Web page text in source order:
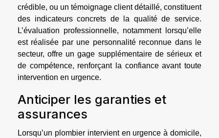
crédible, ou un témoignage client détaillé, constituent
des indicateurs concrets de la qualité de service.
L’évaluation professionnelle, notamment lorsqu’elle
est réalisée par une personnalité reconnue dans le
secteur, offre un gage supplémentaire de sérieux et
de compétence, renforçant la confiance avant toute
intervention en urgence.
Anticiper les garanties et
assurances
Lorsqu’un plombier intervient en urgence à domicile,